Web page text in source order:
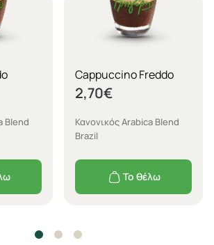
Blend
Cappuccino Freddo
2,70€
Κανονικός Arabica Blend
Brazil
Το θέλω